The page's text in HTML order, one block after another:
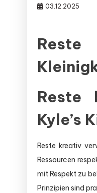
03.12.2025
Reste
Kyle’s
Reste kreativ
Ressourcen
mit Respekt zu
Prinzipien sind